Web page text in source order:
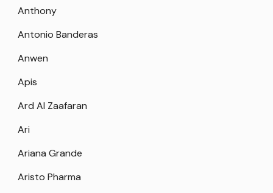
Anthony
Antonio Banderas
Anwen
Apis
Ard Al Zaafaran
Ari
Ariana Grande
Aristo Pharma